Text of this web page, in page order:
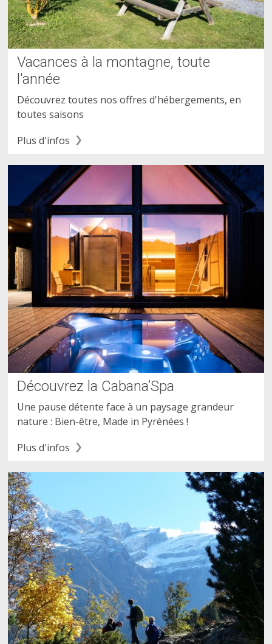
Vacances à la montagne, toute
l'année
Découvrez toutes nos offres d'hébergements, en
toutes saisons
Plus d'infos
Découvrez la Cabana’Spa
Une pause détente face à un paysage grandeur
nature : Bien-être, Made in Pyrénées !
Plus d'infos